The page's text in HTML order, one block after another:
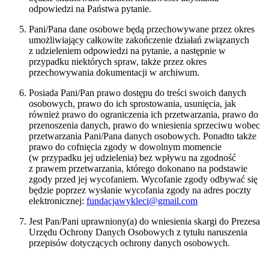
odpowiedzi na Państwa pytanie.
Pani/Pana dane osobowe będą przechowywane przez okres
umożliwiający całkowite zakończenie działań związanych
z udzieleniem odpowiedzi na pytanie, a następnie w
przypadku niektórych spraw, także przez okres
przechowywania dokumentacji w archiwum.
Posiada Pani/Pan prawo dostępu do treści swoich danych
osobowych, prawo do ich sprostowania, usunięcia, jak
również prawo do ograniczenia ich przetwarzania, prawo do
przenoszenia danych, prawo do wniesienia sprzeciwu wobec
przetwarzania Pani/Pana danych osobowych. Ponadto także
prawo do cofnięcia zgody w dowolnym momencie
(w przypadku jej udzielenia) bez wpływu na zgodność
z prawem przetwarzania, którego dokonano na podstawie
zgody przed jej wycofaniem. Wycofanie zgody odbywać się
będzie poprzez wysłanie wycofania zgody na adres poczty
elektronicznej: fundacjawykleci@gmail.com
Jest Pan/Pani uprawniony(a) do wniesienia skargi do Prezesa
Urzędu Ochrony Danych Osobowych z tytułu naruszenia
przepisów dotyczących ochrony danych osobowych.